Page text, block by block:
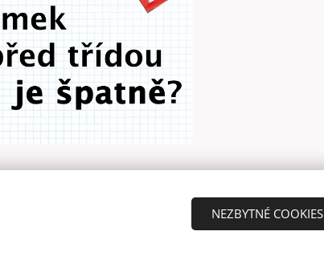
o škole
NEZBYTNÉ COOKIES